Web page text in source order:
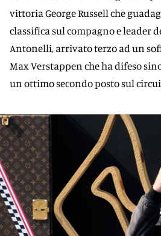
vittoria George Russell che
classifica sul compagno e leader
Antonelli, arrivato terzo ad un
Max Verstappen che ha difeso
un ottimo secondo posto sul